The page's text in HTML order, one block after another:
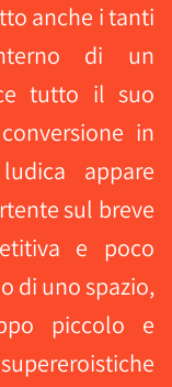
anche i tanti
di un
tutto il suo
in
appare
sul breve
e poco
di uno spazio,
piccolo e